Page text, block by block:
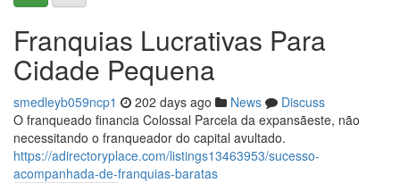
Franquias Lucrativas Para
Cidade Pequena
smedleyb059ncp1 202 days ago News
Discuss
O franqueado financia Colossal Parcela da expansãeste, não
necessitando o franqueador do capital avultado.
https://adirectoryplace.com/listings13463953/sucesso-
acompanhada-de-franquias-baratas